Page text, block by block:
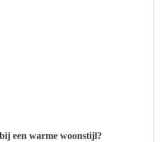
een warme woonstijl?